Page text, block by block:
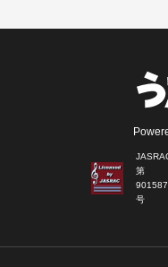
第
号